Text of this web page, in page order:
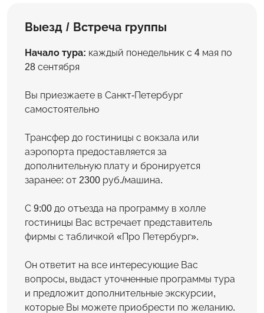
Выезд / Встреча группы
Начало тура: каждый понедельник с 4 мая по
28 сентября
Вы приезжаете в Санкт-Петербург
самостоятельно
Трансфер до гостиницы с вокзала или
аэропорта предоставляется за
дополнительную плату и бронируется
заранее: от 2300 руб./машина.
С 9:00 до отъезда на программу в холле
гостиницы Вас встречает представитель
фирмы с табличкой «Про Петербург».
Он ответит на все интересующие Вас
вопросы, выдаст уточненные программы тура
и предложит дополнительные экскурсии,
которые Вы можете приобрести по желанию.